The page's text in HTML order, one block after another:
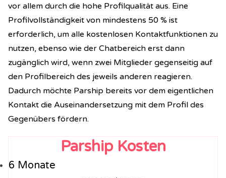
vor allem durch die hohe Profilqualität aus. Eine
Profilvollständigkeit von mindestens 50 % ist
erforderlich, um alle kostenlosen Kontaktfunktionen zu
nutzen, ebenso wie der Chatbereich erst dann
zugänglich wird, wenn zwei Mitglieder gegenseitig auf
den Profilbereich des jeweils anderen reagieren.
Dadurch möchte Parship bereits vor dem eigentlichen
Kontakt die Auseinandersetzung mit dem Profil des
Gegenübers fördern.
Parship Kosten
6 Monate